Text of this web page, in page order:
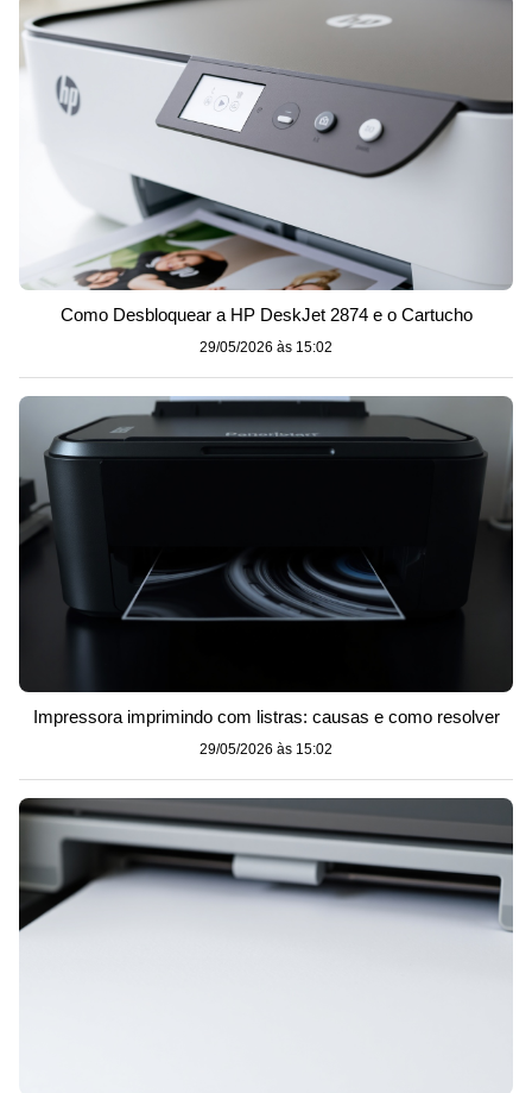
Como Desbloquear a HP DeskJet 2874 e o Cartucho
29/05/2026 às 15:02
Impressora imprimindo com listras: causas e como resolver
29/05/2026 às 15:02